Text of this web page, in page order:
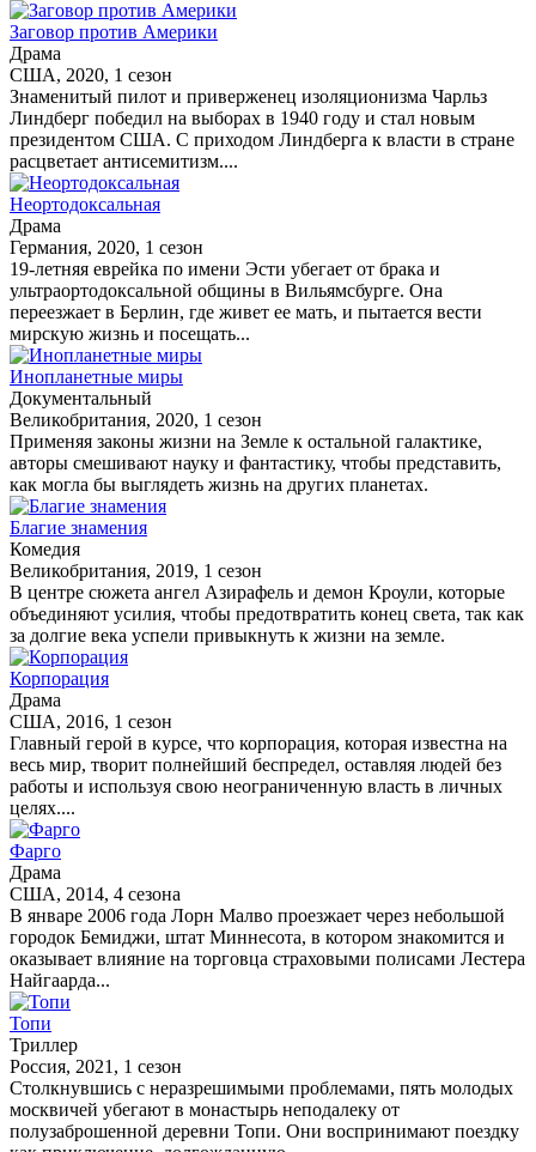
Заговор против Америки
Драма
США, 2020, 1 сезон
Знаменитый пилот и приверженец изоляционизма Чарльз
Линдберг победил на выборах в 1940 году и стал новым
президентом США. С приходом Линдберга к власти в стране
расцветает антисемитизм....
Неортодоксальная
Драма
Германия, 2020, 1 сезон
19-летняя еврейка по имени Эсти убегает от брака и
ультраортодоксальной общины в Вильямсбурге. Она
переезжает в Берлин, где живет ее мать, и пытается вести
мирскую жизнь и посещать...
Инопланетные миры
Документальный
Великобритания, 2020, 1 сезон
Применяя законы жизни на Земле к остальной галактике,
авторы смешивают науку и фантастику, чтобы представить,
как могла бы выглядеть жизнь на других планетах.
Благие знамения
Комедия
Великобритания, 2019, 1 сезон
В центре сюжета ангел Азирафель и демон Кроули, которые
объединяют усилия, чтобы предотвратить конец света, так как
за долгие века успели привыкнуть к жизни на земле.
Корпорация
Драма
США, 2016, 1 сезон
Главный герой в курсе, что корпорация, которая известна на
весь мир, творит полнейший беспредел, оставляя людей без
работы и используя свою неограниченную власть в личных
целях....
Фарго
Драма
США, 2014, 4 сезона
В январе 2006 года Лорн Малво проезжает через небольшой
городок Бемиджи, штат Миннесота, в котором знакомится и
оказывает влияние на торговца страховыми полисами Лестера
Найгаарда...
Топи
Триллер
Россия, 2021, 1 сезон
Столкнувшись с неразрешимыми проблемами, пять молодых
москвичей убегают в монастырь неподалеку от
полузаброшенной деревни Топи. Они воспринимают поездку